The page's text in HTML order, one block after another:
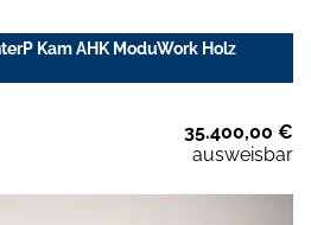
Kam AHK ModuWork Holz
35.400,00 €
ausweisbar